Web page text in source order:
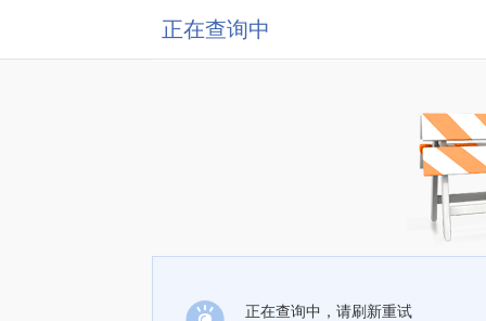
正在查询中
正在查询中，请刷新重试